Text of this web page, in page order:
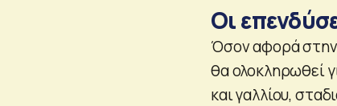
Οι
Όσον αφορά
θα ολοκληρωθεί
και γαλλίου,